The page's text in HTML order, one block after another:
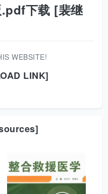
下载 [裴继
WEBSITE!
LINK]